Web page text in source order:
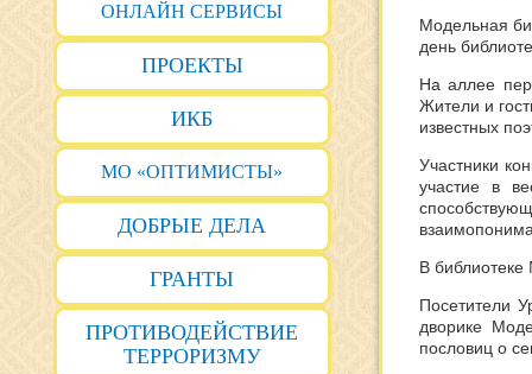
ОНЛАЙН СЕРВИСЫ
ПРОЕКТЫ
ИКБ
МО «ОПТИМИСТЫ»
ДОБРЫЕ ДЕЛА
ГРАНТЫ
ПРОТИВОДЕЙСТВИЕ
ТЕРРОРИЗМУ
Модельная
день
На аллее
Жители и
известных
Участники
участие в
В
Посетители
дворике
пословиц о